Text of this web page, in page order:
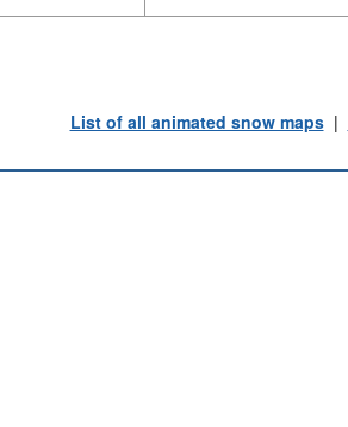
List of all animated snow maps|